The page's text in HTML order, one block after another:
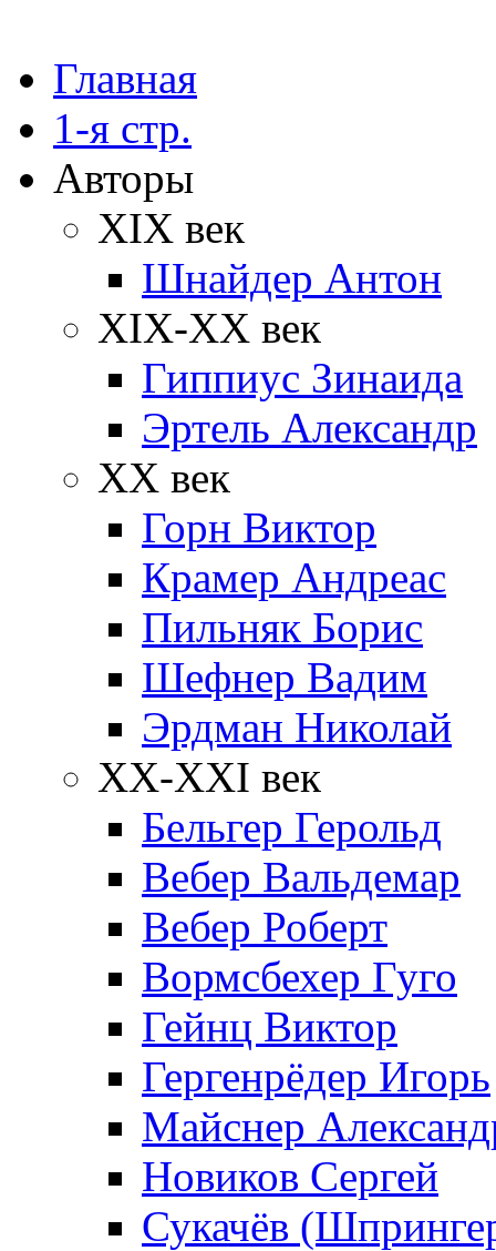
Главная
1-я стр.
Авторы
XIX век
Шнайдер Антон
XIX-XX век
Гиппиус Зинаида
Эртель Александр
XX век
Горн Виктор
Крамер Андреас
Пильняк Борис
Шефнер Вадим
Эрдман Николай
ХХ-XXI век
Бельгер Герольд
Вебер Вальдемар
Вебер Роберт
Вормсбехер Гуго
Гейнц Виктор
Гергенрёдер Игорь
Майснер
Новиков Сергей
Сукачёв